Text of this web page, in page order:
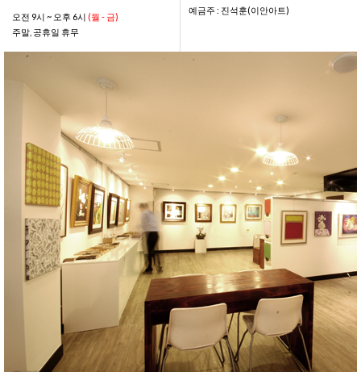
오전 9시 ~ 오후 6시 (월 - 금)
주말, 공휴일 휴무
예금주 : 진석훈(이안아트)